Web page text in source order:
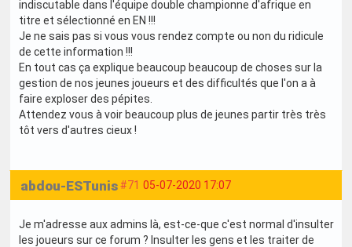
indiscutable dans l'équipe double championne d'afrique en
titre et sélectionné en EN !!!
Je ne sais pas si vous vous rendez compte ou non du ridicule
de cette information !!!
En tout cas ça explique beaucoup beaucoup de choses sur la
gestion de nos jeunes joueurs et des difficultés que l'on a à
faire exploser des pépites.
Attendez vous à voir beaucoup plus de jeunes partir très très
tôt vers d'autres cieux !
#71 05-07-2020 17:07
abdou-ESTunis
Je m'adresse aux admins là, est-ce-que c'est normal d'insulter
les joueurs sur ce forum ? Insulter les gens et les traiter de